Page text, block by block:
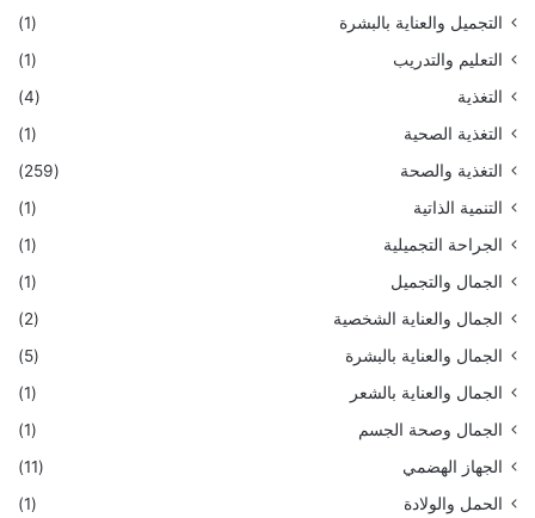
التجميل والعناية بالبشرة
(1)
التعليم والتدريب
(1)
التغذية
(4)
التغذية الصحية
(1)
التغذية والصحة
(259)
التنمية الذاتية
(1)
الجراحة التجميلية
(1)
الجمال والتجميل
(1)
الجمال والعناية الشخصية
(2)
الجمال والعناية بالبشرة
(5)
الجمال والعناية بالشعر
(1)
الجمال وصحة الجسم
(1)
الجهاز الهضمي
(11)
الحمل والولادة
(1)